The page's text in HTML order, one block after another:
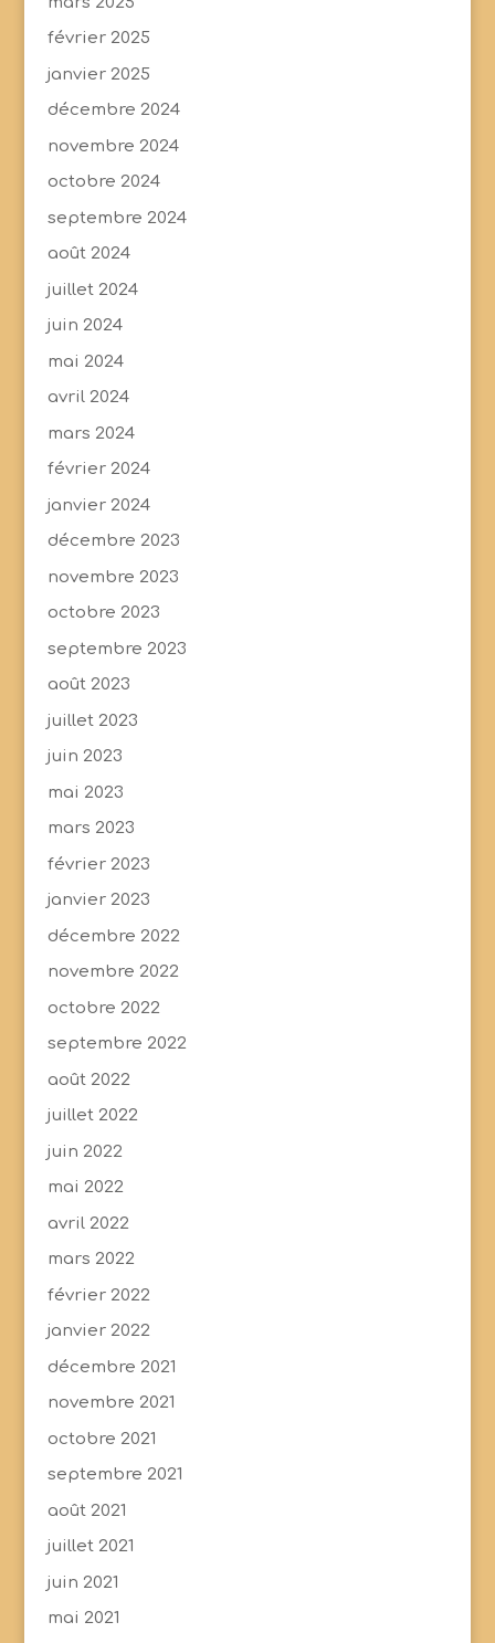
février 2025
janvier 2025
décembre 2024
novembre 2024
octobre 2024
septembre 2024
août 2024
juillet 2024
juin 2024
mai 2024
avril 2024
mars 2024
février 2024
janvier 2024
décembre 2023
novembre 2023
octobre 2023
septembre 2023
août 2023
juillet 2023
juin 2023
mai 2023
mars 2023
février 2023
janvier 2023
décembre 2022
novembre 2022
octobre 2022
septembre 2022
août 2022
juillet 2022
juin 2022
mai 2022
avril 2022
mars 2022
février 2022
janvier 2022
décembre 2021
novembre 2021
octobre 2021
septembre 2021
août 2021
juillet 2021
juin 2021
mai 2021